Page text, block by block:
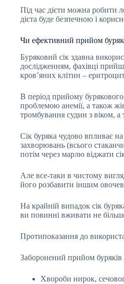
Під час дієти можна робити
дієта буде безпечною і
Чи ефективний прийом
Буряковий сік здавна
дослідженням, фахівці
кров’яних клітин –
В період прийому
проблемою анемії, а також
тромбування судин з віком,
Сік буряка чудово впливає
захворювань (всього
потім через марлю віджати
Але все-таки в чистому
його розбавити іншим
На крайній випадок сік
ви повинні вживати не
Протипоказання до
Заборонений прийом буряків
Хвороби нирок,